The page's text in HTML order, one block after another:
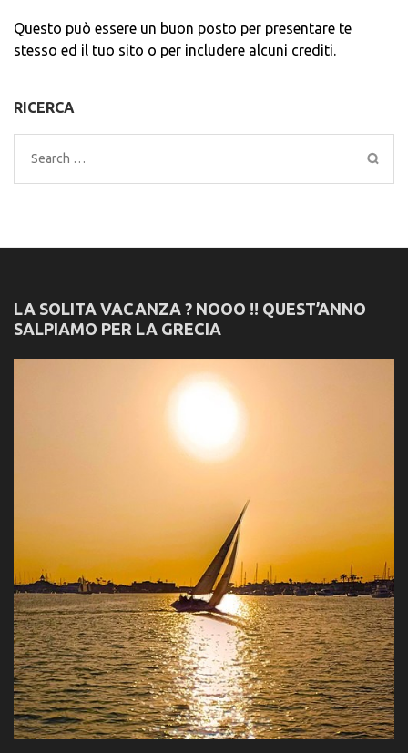
Questo può essere un buon posto per presentare te
stesso ed il tuo sito o per includere alcuni crediti.
RICERCA
Search
for:
LA SOLITA VACANZA ? NOOO !! QUEST’ANNO
SALPIAMO PER LA GRECIA